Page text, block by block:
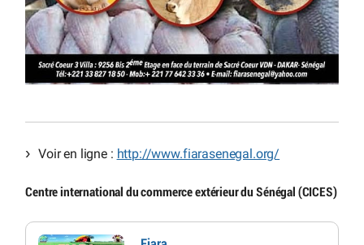
Voir en ligne : http://www.fiarasenegal.org/
Centre international du commerce extérieur du Sénégal (CICES)